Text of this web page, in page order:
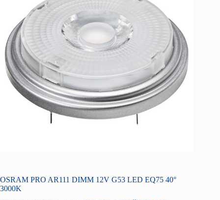
OSRAM PRO AR111 DIMM 12V G53 LED EQ75 40°
3000K